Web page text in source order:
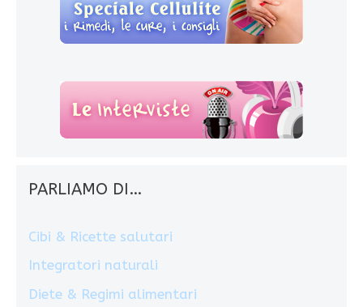
PARLIAMO DI…
Cibi & Ricette salutari
Integratori naturali
Diete & Regimi alimentari